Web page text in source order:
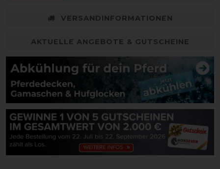
VERSANDINFORMATIONEN
AKTUELLE ANGEBOTE & GUTSCHEINE